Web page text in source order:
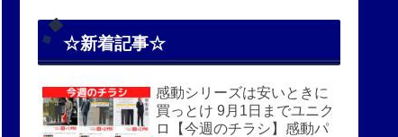
☆新着記事☆
感動シリーズは安いときに
買っとけ 9月1日までユニク
ロ【今週のチラシ】感動パ